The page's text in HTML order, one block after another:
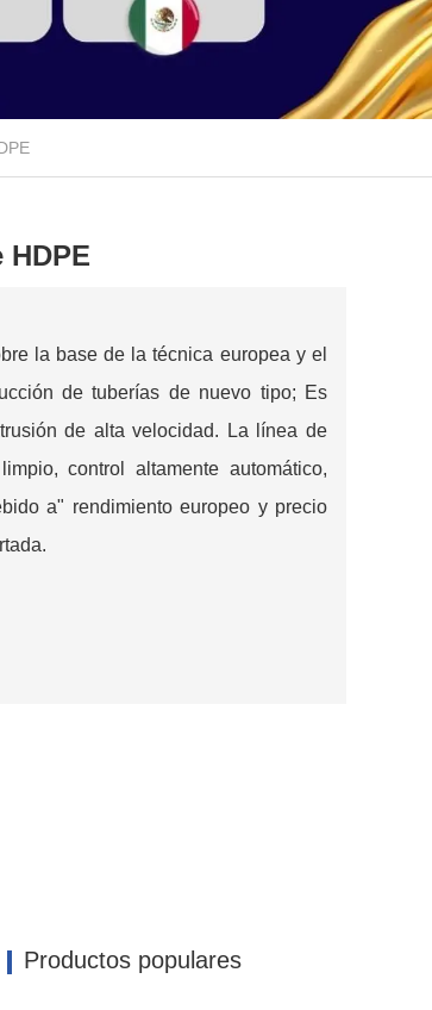
la base de la técnica europea y el
de tuberías de nuevo tipo; Es
de alta velocidad. La línea de
control altamente automático,
a" rendimiento europeo y precio
Productos populares